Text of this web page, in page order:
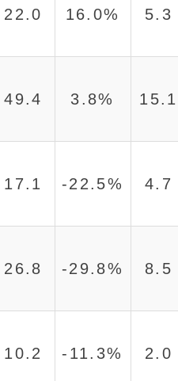
22.0 16.0% 5.3
49.4 3.8% 15.1
17.1 -22.5% 4.7
26.8 -29.8% 8.5
10.2 -11.3% 2.0